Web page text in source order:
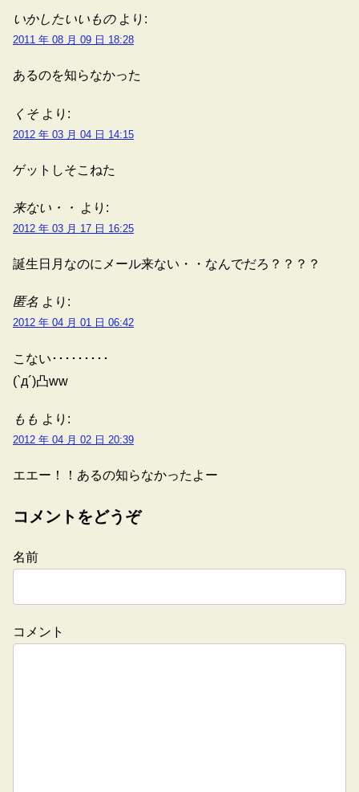
いかしたいいもの より:
2011 年 08 月 09 日 18:28
あるのを知らなかった
くそ より:
2012 年 03 月 04 日 14:15
ゲットしそこねた
来ない・・ より:
2012 年 03 月 17 日 16:25
誕生日月なのにメール来ない・・なんでだろ？？？？
匿名 より:
2012 年 04 月 01 日 06:42
こない･････････
(`д´)凸ww
もも より:
2012 年 04 月 02 日 20:39
エエー！！あるの知らなかったよー
コメントをどうぞ
名前
コメント